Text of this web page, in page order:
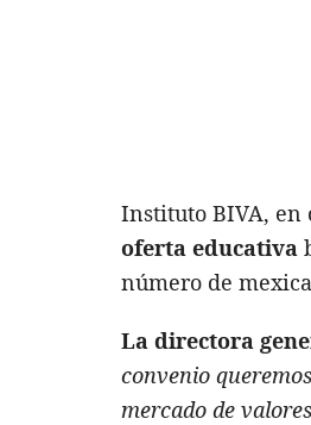
Instituto BIVA, en
oferta educativa
número de
La directora
convenio
mercado de